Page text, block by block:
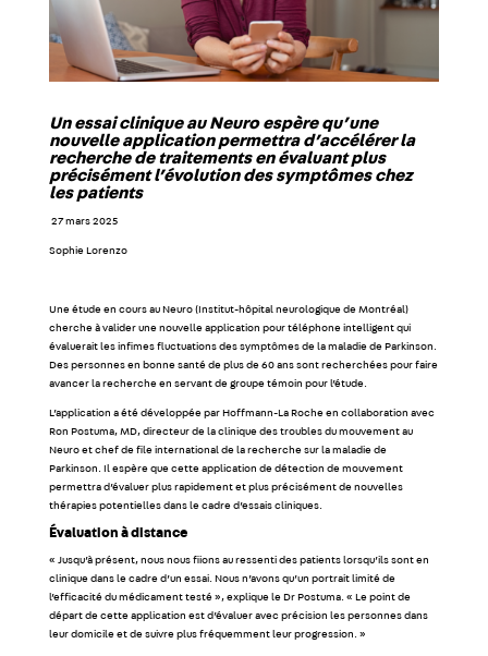
Un essai clinique au Neuro espère qu’une
nouvelle application permettra d’accélérer la
recherche de traitements en évaluant plus
précisément l’évolution des symptômes chez
les patients
27 mars 2025
Sophie Lorenzo
Une étude en cours au Neuro (Institut-hôpital neurologique de Montréal)
cherche à valider une nouvelle application pour téléphone intelligent qui
évaluerait les infimes fluctuations des symptômes de la maladie de Parkinson.
Des personnes en bonne santé de plus de 60 ans sont recherchées pour faire
avancer la recherche en servant de groupe témoin pour l’étude.
L’application a été développée par Hoffmann-La Roche en collaboration avec
Ron Postuma, MD, directeur de la clinique des troubles du mouvement au
Neuro et chef de file international de la recherche sur la maladie de
Parkinson. Il espère que cette application de détection de mouvement
permettra d’évaluer plus rapidement et plus précisément de nouvelles
thérapies potentielles dans le cadre d’essais cliniques.
Évaluation à distance
« Jusqu’à présent, nous nous fiions au ressenti des patients lorsqu’ils sont en
clinique dans le cadre d’un essai. Nous n’avons qu’un portrait limité de
l’efficacité du médicament testé », explique le Dr Postuma. « Le point de
départ de cette application est d’évaluer avec précision les personnes dans
leur domicile et de suivre plus fréquemment leur progression. »